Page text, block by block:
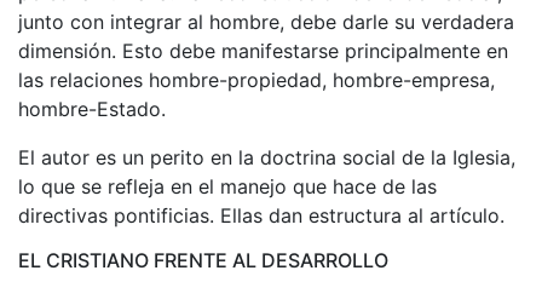
junto con integrar al hombre, debe darle su verdadera
dimensión. Esto debe manifestarse principalmente en
las relaciones hombre-propiedad, hombre-empresa,
hombre-Estado.
El autor es un perito en la doctrina social de la Iglesia,
lo que se refleja en el manejo que hace de las
directivas pontificias. Ellas dan estructura al artículo.
EL CRISTIANO FRENTE AL DESARROLLO